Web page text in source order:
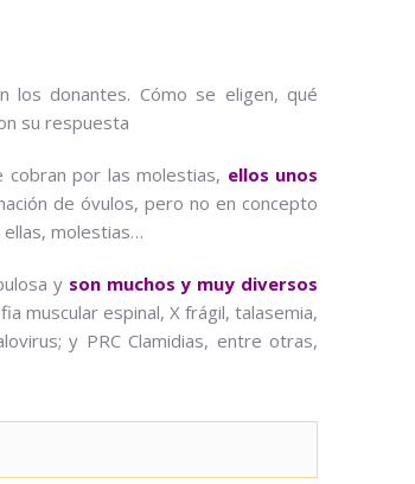
los donantes. Cómo se eligen, qué
su respuesta
cobran por las molestias, ellos unos
de óvulos, pero no en concepto
molestias…
y son muchos y muy diversos
muscular espinal, X frágil, talasemia,
y PRC Clamidias, entre otras,